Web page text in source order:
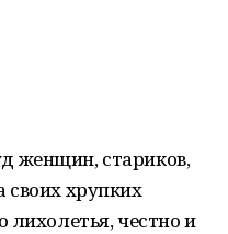
женщин, стариков,
своих хрупких
лихолетья, честно и